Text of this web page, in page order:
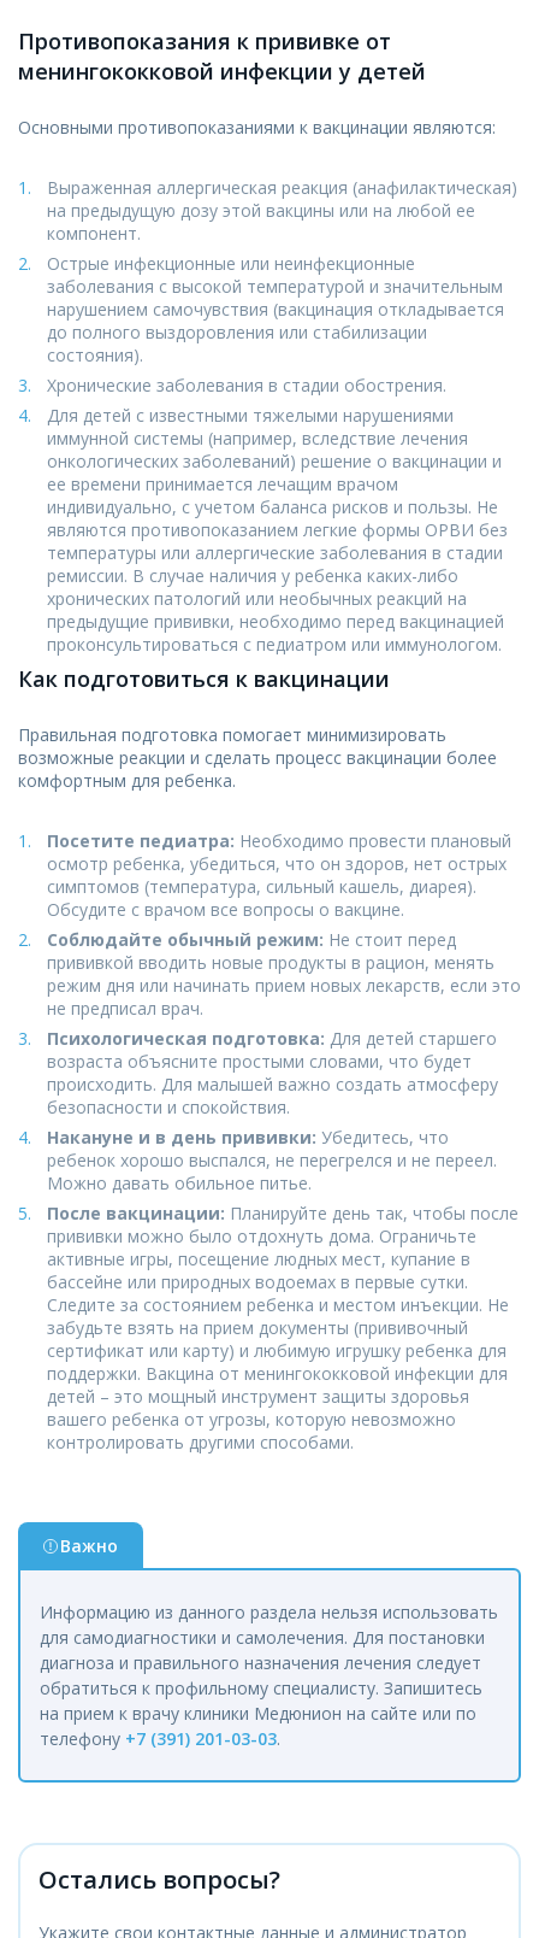
Противопоказания к прививке от
менингококковой инфекции у детей
Основными противопоказаниями к вакцинации являются:
Выраженная аллергическая реакция (анафилактическая)
на предыдущую дозу этой вакцины или на любой ее
компонент.
Острые инфекционные или неинфекционные
заболевания с высокой температурой и значительным
нарушением самочувствия (вакцинация откладывается
до полного выздоровления или стабилизации
состояния).
Хронические заболевания в стадии обострения.
Для детей с известными тяжелыми нарушениями
иммунной системы (например, вследствие лечения
онкологических заболеваний) решение о вакцинации и
ее времени принимается лечащим врачом
индивидуально, с учетом баланса рисков и пользы. Не
являются противопоказанием легкие формы ОРВИ без
температуры или аллергические заболевания в стадии
ремиссии. В случае наличия у ребенка каких-либо
хронических патологий или необычных реакций на
предыдущие прививки, необходимо перед вакцинацией
проконсультироваться с педиатром или иммунологом.
Как подготовиться к вакцинации
Правильная подготовка помогает минимизировать
возможные реакции и сделать процесс вакцинации более
комфортным для ребенка.
Посетите педиатра: Необходимо провести плановый
осмотр ребенка, убедиться, что он здоров, нет острых
симптомов (температура, сильный кашель, диарея).
Обсудите с врачом все вопросы о вакцине.
Соблюдайте обычный режим: Не стоит перед
прививкой вводить новые продукты в рацион, менять
режим дня или начинать прием новых лекарств, если это
не предписал врач.
Психологическая подготовка: Для детей старшего
возраста объясните простыми словами, что будет
происходить. Для малышей важно создать атмосферу
безопасности и спокойствия.
Накануне и в день прививки: Убедитесь, что
ребенок хорошо выспался, не перегрелся и не переел.
Можно давать обильное питье.
После вакцинации: Планируйте день так, чтобы после
прививки можно было отдохнуть дома. Ограничьте
активные игры, посещение людных мест, купание в
бассейне или природных водоемах в первые сутки.
Следите за состоянием ребенка и местом инъекции. Не
забудьте взять на прием документы (прививочный
сертификат или карту) и любимую игрушку ребенка для
поддержки. Вакцина от менингококковой инфекции для
детей – это мощный инструмент защиты здоровья
вашего ребенка от угрозы, которую невозможно
контролировать другими способами.
Важно
Информацию из данного раздела нельзя использовать
для самодиагностики и самолечения. Для постановки
диагноза и правильного назначения лечения следует
обратиться к профильному специалисту. Запишитесь
на прием к врачу клиники Медюнион на сайте или по
телефону +7 (391) 201-03-03.
Остались вопросы?
Укажите свои контактные данные и администратор